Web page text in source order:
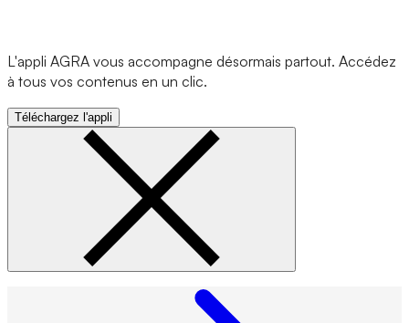
L'appli AGRA vous accompagne désormais partout. Accédez
à tous vos contenus en un clic.
Téléchargez l'appli